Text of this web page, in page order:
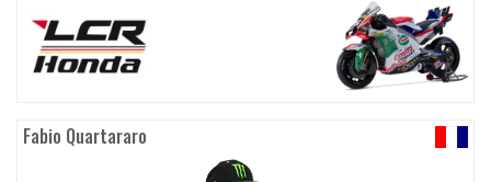
Fabio Quartararo